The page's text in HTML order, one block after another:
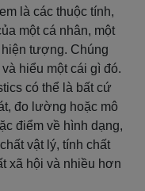
là các thuộc tính,
một cá nhân, một
tượng. Chúng
hiểu một cái gì đó.
có thể là bất cứ
đo lường hoặc mô
điểm về hình dạng,
vật lý, tính chất
xã hội và nhiều hơn